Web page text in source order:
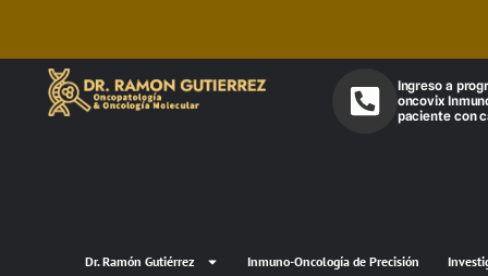
contenido
Ingreso a
oncovix
paciente con
Dr. Ramón Gutiérrez Inmuno-Oncología de Precisión